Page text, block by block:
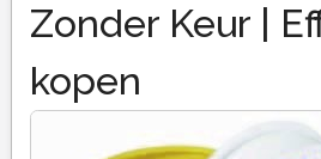
Zonder Keur |
kopen